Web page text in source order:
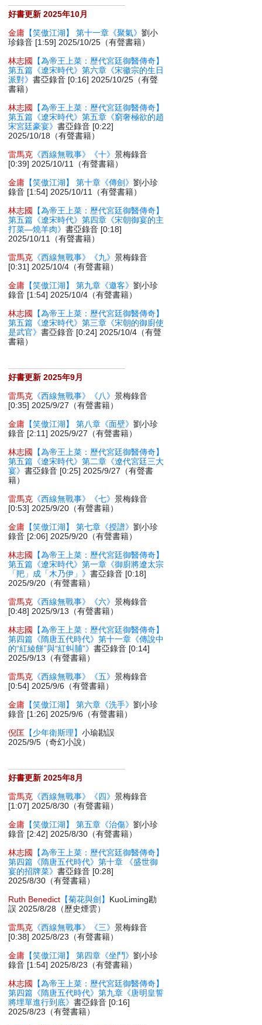
好書更新 2025年10月
金庸 【笑傲江湖】 第十一章《聚氣》劉小
珍錄音 [1:59] 2025/10/25（有聲書籍）
林志國
【為帝王上菜：歷代宮廷御醫傳奇】
第五篇《遼宋時代》第六章《宋徽宗的生日
派對》書亞錄音 [0:16] 2025/10/25（有聲
書籍）
林志國
【為帝王上菜：歷代宮廷御醫傳奇】
第五篇《遼宋時代》第五章《窮奢極欲的趙
宋宮廷豪宴》書亞錄音 [0:22]
2025/10/18（有聲書籍）
雷馬克 《西線無戰事》《十》景梅錄音
[0:39] 2025/10/11（有聲書籍）
金庸 【笑傲江湖】 第十章《傳劍》劉小珍
錄音 [1:54] 2025/10/11（有聲書籍）
林志國
【為帝王上菜：歷代宮廷御醫傳奇】
第五篇《遼宋時代》第四章《宋朝御宴的主
打菜—燒羊肉》書亞錄音 [0:18]
2025/10/11（有聲書籍）
雷馬克 《西線無戰事》《九》景梅錄音
[0:31] 2025/10/4（有聲書籍）
金庸 【笑傲江湖】 第九章《邀客》劉小珍
錄音 [1:54] 2025/10/4（有聲書籍）
林志國
【為帝王上菜：歷代宮廷御醫傳奇】
第五篇《遼宋時代》第三章《宋朝的御廚使
是武官》書亞錄音 [0:24] 2025/10/4（有聲
書籍）
好書更新 2025年9月
雷馬克 《西線無戰事》《八》景梅錄音
[0:35] 2025/9/27（有聲書籍）
金庸 【笑傲江湖】 第八章《面壁》劉小珍
錄音 [2:11] 2025/9/27（有聲書籍）
林志國
【為帝王上菜：歷代宮廷御醫傳奇】
第五篇《遼宋時代》第二章《遼代宮廷三大
宴》書亞錄音 [0:25] 2025/9/27（有聲書
籍）
雷馬克 《西線無戰事》《七》景梅錄音
[0:53] 2025/9/20（有聲書籍）
金庸 【笑傲江湖】 第七章《授譜》劉小珍
錄音 [2:06] 2025/9/20（有聲書籍）
林志國
【為帝王上菜：歷代宮廷御醫傳奇】
第五篇《遼宋時代》第一章《御廚將遼太宗
「羓」成「木乃伊」》書亞錄音 [0:18]
2025/9/20（有聲書籍）
雷馬克 《西線無戰事》《六》景梅錄音
[0:48] 2025/9/13（有聲書籍）
林志國
【為帝王上菜：歷代宮廷御醫傳奇】
第四篇《隋唐五代時代》第十一章《傳說中
的“紅綾餅”與“紅虯脯”》書亞錄音 [0:14]
2025/9/13（有聲書籍）
雷馬克 《西線無戰事》《五》景梅錄音
[0:54] 2025/9/6（有聲書籍）
金庸 【笑傲江湖】 第六章《洗手》劉小珍
錄音 [1:26] 2025/9/6（有聲書籍）
倪匡 【少年衛斯理】小瑜勘誤
2025/9/5（奇幻小說）
好書更新 2025年8月
雷馬克 《西線無戰事》《四》景梅錄音
[1:07] 2025/8/30（有聲書籍）
金庸 【笑傲江湖】 第五章《治傷》劉小珍
錄音 [2:42] 2025/8/30（有聲書籍）
林志國
【為帝王上菜：歷代宮廷御醫傳奇】
第四篇《隋唐五代時代》第十章 《盛世御
宴的招牌菜》書亞錄音 [0:28]
2025/8/30（有聲書籍）
Ruth Benedict 【菊花與劍】 KuoLiming勘
誤 2025/8/28（歷史煙雲）
雷馬克 《西線無戰事》《三》景梅錄音
[0:38] 2025/8/23（有聲書籍）
金庸 【笑傲江湖】 第四章《坐鬥》劉小珍
錄音 [1:54] 2025/8/23（有聲書籍）
林志國
【為帝王上菜：歷代宮廷御醫傳奇】
第四篇《隋唐五代時代》第九章《唐明皇誓
將埋單進行到底》書亞錄音 [0:16]
2025/8/23（有聲書籍）